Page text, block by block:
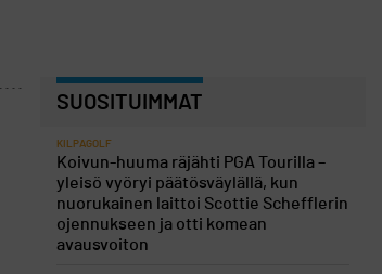
SUOSITUIMMAT
KILPAGOLF
Koivun-huuma räjähti PGA Tourilla –
yleisö vyöryi päätösväylällä, kun
nuorukainen laittoi Scottie Schefflerin
ojennukseen ja otti komean
avausvoiton